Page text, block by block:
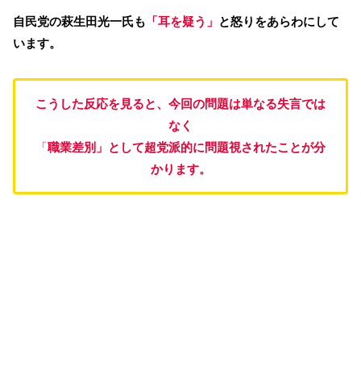
自民党の萩生田光一氏も 「耳を疑う」 と怒りをあらわにして
います。
こうした反応を見ると、今回の問題は単なる失言では
なく
「 職業差別」として超党派的に問題視されたことが分
かります。